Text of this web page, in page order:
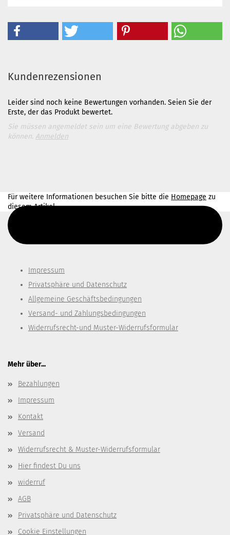
Kundenrezensionen
Leider sind noch keine Bewertungen vorhanden. Seien Sie der
Erste, der das Produkt bewertet.
Sie müssen angemeldet sein um eine Bewertung abgeben zu
können. Anmelden
Für weitere Informationen besuchen Sie bitte die Homepage zu
diesem Artikel.
Impressum
Privatsphäre und Datenschutz
Allgemeine Geschäftsbedingungen
Versand- und Zahlungsbedingungen
Widerrufsrecht-und Muster-Widerrufsformular
Mehr über...
Bezahlungen
Impressum
Kontakt
Versand
Widerrufsrecht & Muster-Widerrufsformular
Hier findest Du uns
widerruf
AGB
Privatsphäre und Datenschutz
Cookie Einstellungen